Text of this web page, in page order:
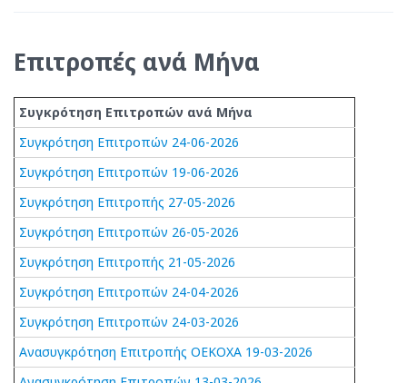
Επιτροπές ανά Μήνα
Συγκρότηση Επιτροπών ανά Μήνα
Συγκρότηση Επιτροπών 24-06-2026
Συγκρότηση Επιτροπών 19-06-2026
Συγκρότηση Επιτροπής 27-05-2026
Συγκρότηση Επιτροπών 26-05-2026
Συγκρότηση Επιτροπής 21-05-2026
Συγκρότηση Επιτροπών 24-04-2026
Συγκρότηση Επιτροπών 24-03-2026
Ανασυγκρότηση Επιτροπής ΟΕΚΟΧΑ 19-03-2026